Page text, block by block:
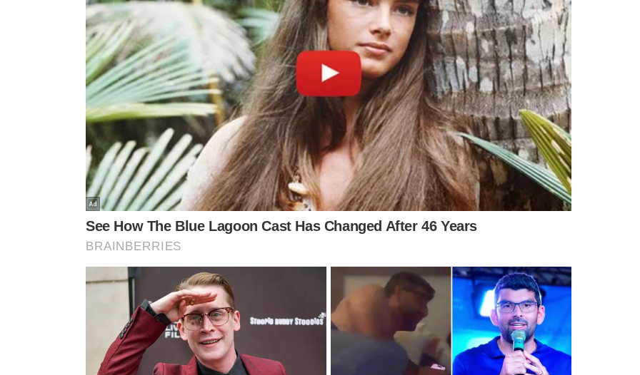
maio/2025 estão em fase de análise, com pagamento previsto até 30 de junho
não cederá a pressões
que prejudiquem a população, mantendo
transparência e legalidade como prioridades.
NOTA OFICIAL DA PMT
Prefeitura Municipal de Teresinadestacou que, com o vencimento dos contratos de limpeza urbana em
, foi necessário iniciar um novo processo emergencial para assegurar a continuidade dos serviços.
Foi solicitado à empresa responsável, que assinasse termo aditivo que ajustasse seus